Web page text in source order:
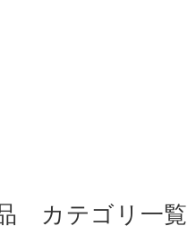
カテゴリ一覧